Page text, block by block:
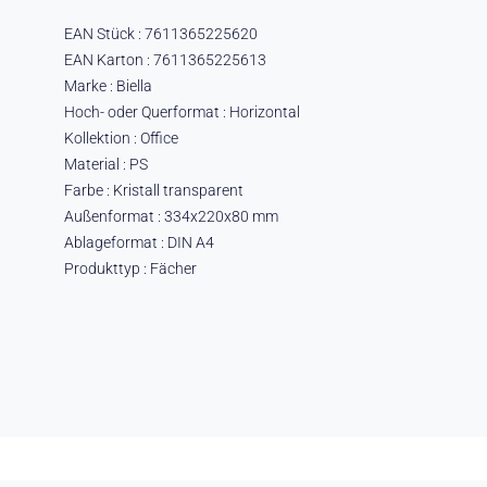
EAN Stück : 7611365225620
EAN Karton : 7611365225613
Marke : Biella
Hoch- oder Querformat : Horizontal
Kollektion : Office
Material : PS
Farbe : Kristall transparent
Außenformat : 334x220x80 mm
Ablageformat : DIN A4
Produkttyp : Fächer